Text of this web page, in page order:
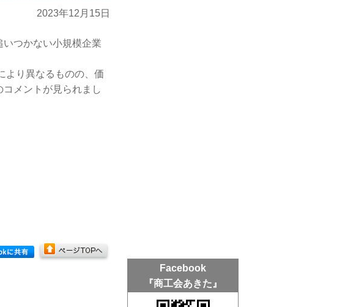
2023年12月15日
つかない小規模企業
より異なるものの、価
メントが見られまし
Facebook
『商工会あきた』